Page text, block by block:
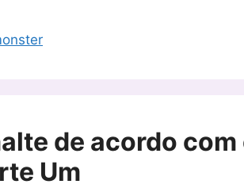
de acordo
Um